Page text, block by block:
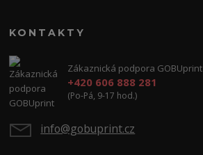
KONTAKTY
Zákaznická podpora GOBUprint
+420 606 888 281
(Po-Pá, 9-17 hod.)
info@gobuprint.cz